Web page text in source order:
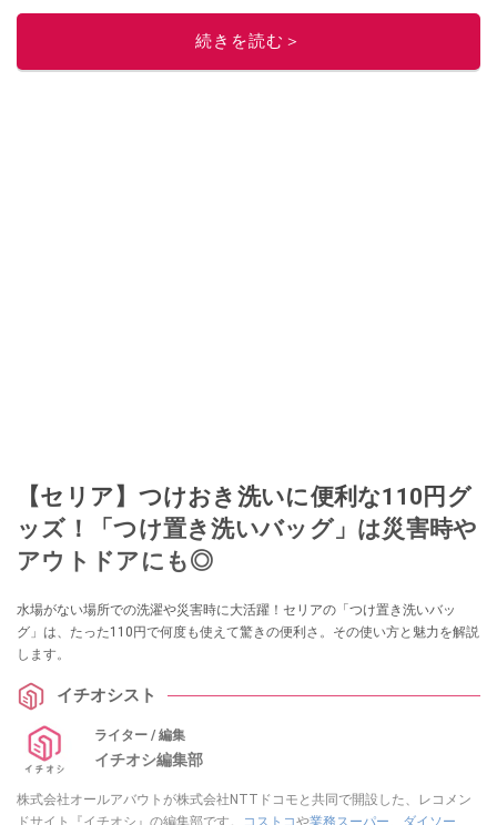
ぜ日記」。
■経歴：2003年、夫が子育てをするために、突然会社を辞める。翌月からの
続きを読む＞
【セリア】つけおき洗いに便利な110円グ
ッズ！「つけ置き洗いバッグ」は災害時や
アウトドアにも◎
水場がない場所での洗濯や災害時に大活躍！セリアの「つけ置き洗いバッ
グ」は、たった110円で何度も使えて驚きの便利さ。その使い方と魅力を解説
します。
イチオシスト
ライター / 編集
イチオシ編集部
株式会社オールアバウトが株式会社NTTドコモと共同で開設した、レコメン
ドサイト『イチオシ』の編集部です。
コストコや業務スーパー ダイソー